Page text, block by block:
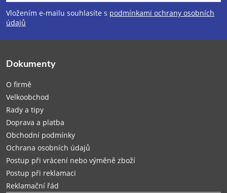
p
a
Vložením e-mailu souhlasíte s podmínkami ochrany osobních
údajů
Dokumenty
O firmě
Velkoobchod
Rady a tipy
Doprava a platba
Obchodní podmínky
Ochrana osobních údajů
Postup při vrácení nebo výměně zboží
Postup při reklamaci
Reklamační řád